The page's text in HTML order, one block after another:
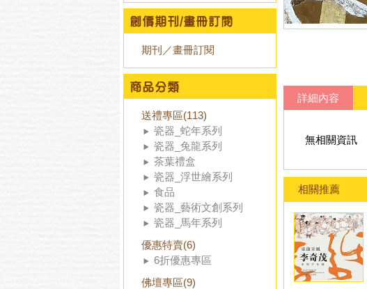
期刊／畫冊訂閱
送禮專區(113)
瓷器_蛇年系列
瓷器_兔龍系列
茶葉禮盒
瓷器_浮世繪系列
食品
瓷器_藝術文創系列
瓷器_馬年系列
優惠特賣(6)
6折優惠專區
佛壇專區(9)
詳細內容
無相關資訊
相關推薦